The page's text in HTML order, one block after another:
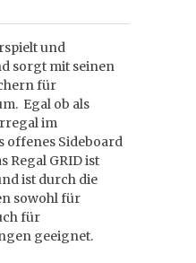
und
sorgt mit seinen
für
Egal ob als
im
offenes Sideboard
Regal GRID ist
ist durch die
sowohl für
für
geeignet.